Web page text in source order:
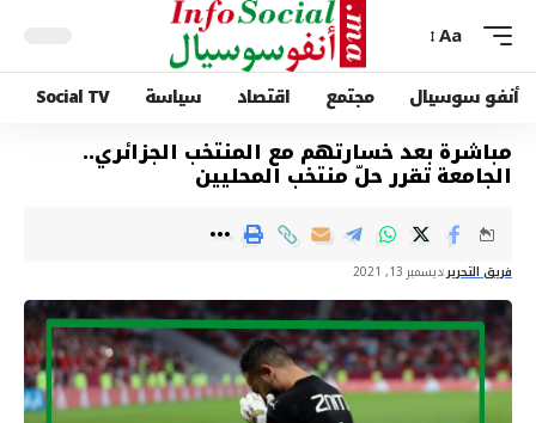
Aa
أنفو سوسيال مجتمع اقتصاد سياسة Social TV
مباشرة بعد خسارتهم مع المنتخب الجزائري..
الجامعة تقرر حلّ منتخب المحليين
فريق التحريرديسمبر 13, 2021